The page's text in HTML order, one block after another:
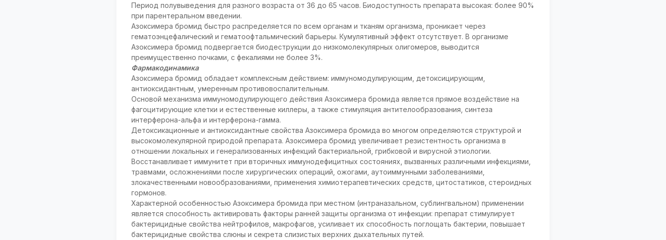
Период полувыведения для разного возраста от 36 до 65 часов. Биодоступность препарата высокая: более 90%
при парентеральном введении.
Азоксимера бромид быстро распределяется по всем органам и тканям организма, проникает через
гематоэнцефалический и гематоофтальмический барьеры. Кумулятивный эффект отсутствует. В организме
Азоксимера бромид подвергается биодеструкции до низкомолекулярных олигомеров, выводится
преимущественно почками, с фекалиями не более 3%.
Фармакодинамика
Азоксимера бромид обладает комплексным действием: иммуномодулирующим, детоксицирующим,
антиоксидантным, умеренным противовоспалительным.
Основой механизма иммуномодулирующего действия Азоксимера бромида является прямое воздействие на
фагоцитирующие клетки и естественные киллеры, а также стимуляция антителообразования, синтеза
интерферона-альфа и интерферона-гамма.
Детоксикационные и антиоксидантные свойства Азоксимера бромида во многом определяются структурой и
высокомолекулярной природой препарата. Азоксимера бромид увеличивает резистентность организма в
отношении локальных и генерализованных инфекций бактериальной, грибковой и вирусной этиологии.
Восстанавливает иммунитет при вторичных иммунодефицитных состояниях, вызванных различными инфекциями,
травмами, осложнениями после хирургических операций, ожогами, аутоиммунными заболеваниями,
злокачественными новообразованиями, применения химиотерапевтических средств, цитостатиков, стероидных
гормонов.
Характерной особенностью Азоксимера бромида при местном (интраназальном, сублингвальном) применении
является способность активировать факторы ранней защиты организма от инфекции: препарат стимулирует
бактерицидные свойства нейтрофилов, макрофагов, усиливает их способность поглощать бактерии, повышает
бактерицидные свойства слюны и секрета слизистых верхних дыхательных путей.